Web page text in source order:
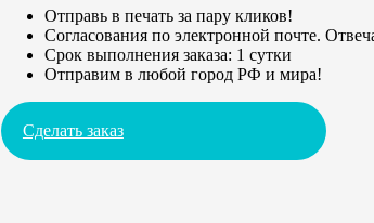
Отправь в печать за пару кликов!
Согласования по электронной почте.
Срок выполнения заказа: 1 сутки
Отправим в любой город РФ и мира!
Сделать заказ